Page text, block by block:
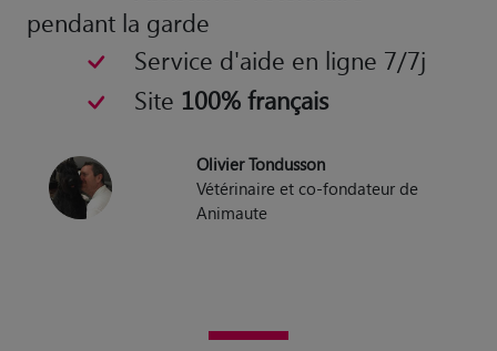
pendant la garde
Service d'aide en ligne 7/7j
Site 100% français
Olivier Tondusson
Vétérinaire et co-fondateur de
Animaute